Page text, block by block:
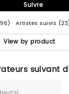
Suivre
Artistes suivis
View by product
suivant